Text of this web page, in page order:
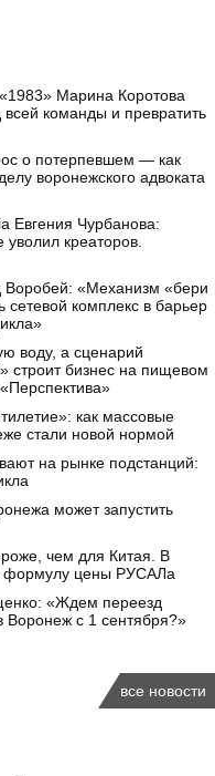
Марина Коротова
всей команды и превратить
о потерпевшем — как
воронежского адвоката
Евгения Чурбанова:
креаторов.
Воробей: «Механизм «бери
сетевой комплекс в барьер
воду, а сценарий
строит бизнес на пищевом
как массовые
стали новой нормой
на рынке подстанций:
может запустить
чем для Китая. В
формулу цены РУСАЛа
«Ждем переезд
Воронеж с 1 сентября?»
все новости